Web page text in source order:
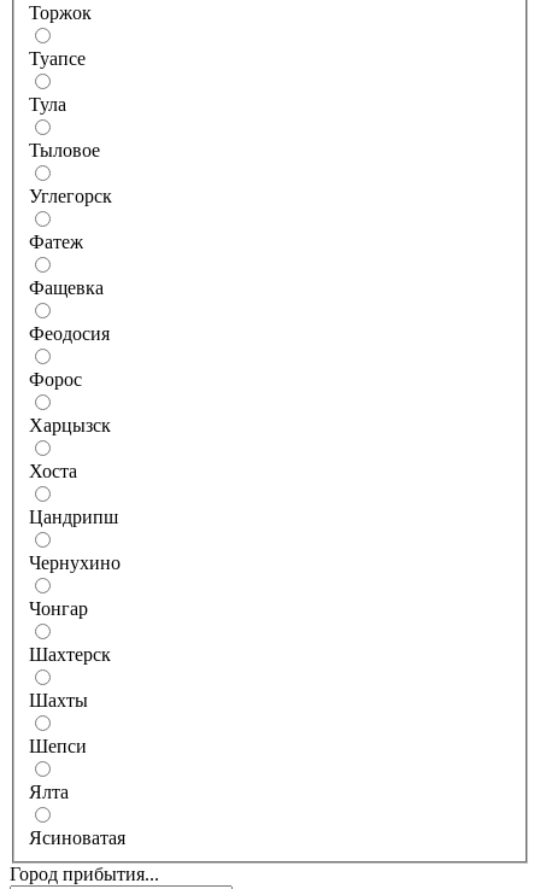
Торжок
Туапсе
Тула
Тыловое
Углегорск
Фатеж
Фащевка
Феодосия
Форос
Харцызск
Хоста
Цандрипш
Чернухино
Чонгар
Шахтерск
Шахты
Шепси
Ялта
Ясиноватая
Город прибытия...